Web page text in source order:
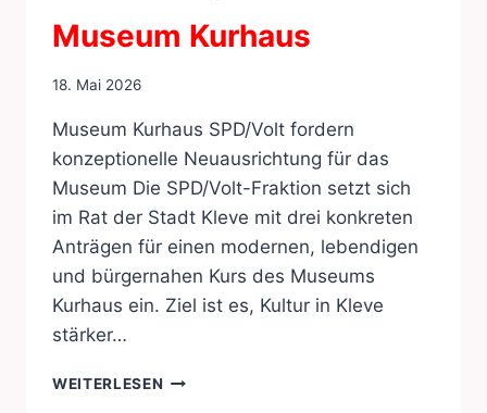
Museum Kurhaus
18. Mai 2026
Museum Kurhaus SPD/Volt fordern
konzeptionelle Neuausrichtung für das
Museum Die SPD/Volt-Fraktion setzt sich
im Rat der Stadt Kleve mit drei konkreten
Anträgen für einen modernen, lebendigen
und bürgernahen Kurs des Museums
Kurhaus ein. Ziel ist es, Kultur in Kleve
stärker…
WEITERLESEN MUSEUM